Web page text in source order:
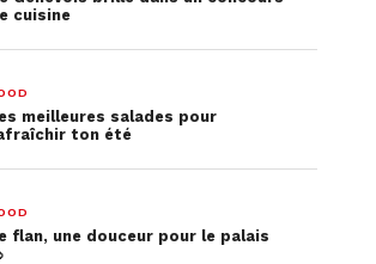
cuisine
meilleures salades pour
ton été
flan, une douceur pour le palais